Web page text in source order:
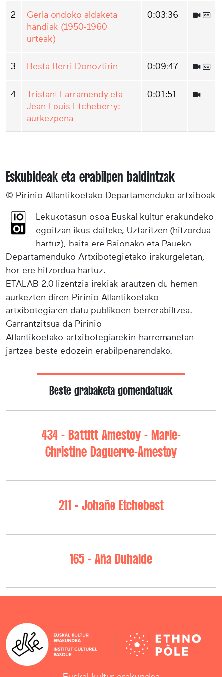
2
Gerla ondoko aldaketa
handiak (1950-1960
urteak)
0:03:36
3 Besta Berri Donoztirin 0:09:47
4
Tristant Larramendy eta
Jean-Louis Etcheberry:
aurkezpena
0:01:51
Eskubideak eta erabilpen baldintzak
© Pirinio Atlantikoetako Departamenduko artxiboak
Lekukotasun osoa Euskal kultur erakundeko
egoitzan ikus daiteke, Uztaritzen (hitzordua
hartuz), baita ere Baionako eta Paueko
Departamenduko Artxibotegietako irakurgeletan,
hor ere hitzordua hartuz.
ETALAB 2.0 lizentzia irekiak arautzen du hemen
aurkezten diren Pirinio Atlantikoetako
artxibotegiaren datu publikoen berrerabiltzea.
Garrantzitsua da Pirinio
Atlantikoetako artxibotegiarekin harremanetan
jartzea beste edozein erabilpenarendako.
Beste grabaketa gomendatuak
434 - Battitt Amestoy - Marie-
Christine Daguerre-Amestoy
211 - Johañe Etchebest
165 - Aña Duhalde